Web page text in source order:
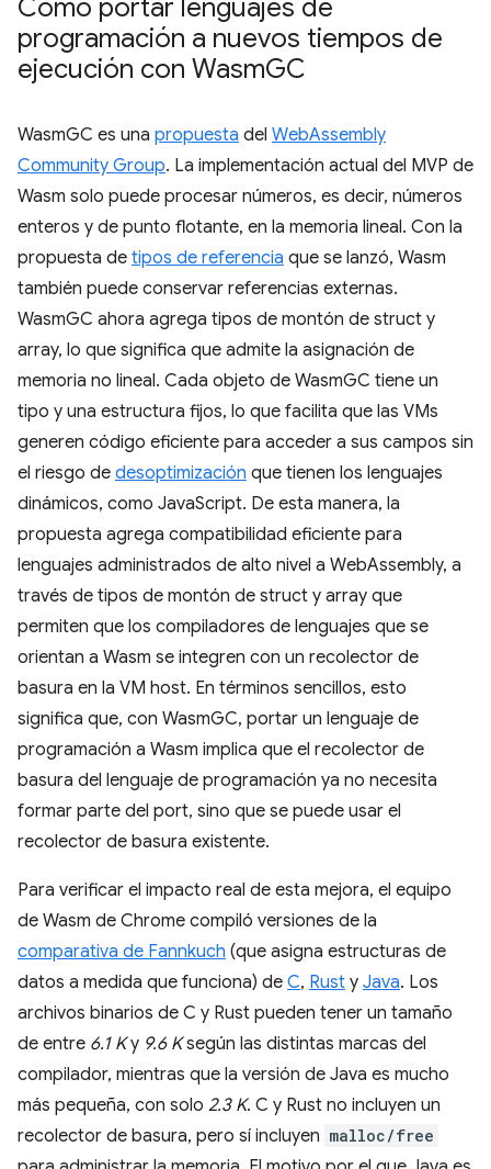
Cómo portar lenguajes de
programación a nuevos tiempos de
ejecución con WasmGC
WasmGC es una propuesta del WebAssembly
Community Group. La implementación actual del MVP de
Wasm solo puede procesar números, es decir, números
enteros y de punto flotante, en la memoria lineal. Con la
propuesta de tipos de referencia que se lanzó, Wasm
también puede conservar referencias externas.
WasmGC ahora agrega tipos de montón de struct y
array, lo que significa que admite la asignación de
memoria no lineal. Cada objeto de WasmGC tiene un
tipo y una estructura fijos, lo que facilita que las VMs
generen código eficiente para acceder a sus campos sin
el riesgo de desoptimización que tienen los lenguajes
dinámicos, como JavaScript. De esta manera, la
propuesta agrega compatibilidad eficiente para
lenguajes administrados de alto nivel a WebAssembly, a
través de tipos de montón de struct y array que
permiten que los compiladores de lenguajes que se
orientan a Wasm se integren con un recolector de
basura en la VM host. En términos sencillos, esto
significa que, con WasmGC, portar un lenguaje de
programación a Wasm implica que el recolector de
basura del lenguaje de programación ya no necesita
formar parte del port, sino que se puede usar el
recolector de basura existente.
Para verificar el impacto real de esta mejora, el equipo
de Wasm de Chrome compiló versiones de la
comparativa de Fannkuch (que asigna estructuras de
datos a medida que funciona) de C, Rust y Java. Los
archivos binarios de C y Rust pueden tener un tamaño
de entre 6.1 Ky 9.6 Ksegún las distintas marcas del
compilador, mientras que la versión de Java es mucho
más pequeña, con solo 2.3 K. C y Rust no incluyen un
recolector de basura, pero sí incluyen malloc/free